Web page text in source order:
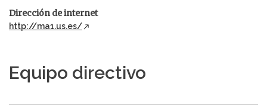
Dirección de internet
http://ma1.us.es/
Equipo directivo